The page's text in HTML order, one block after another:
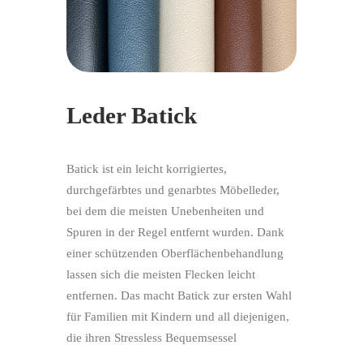
Leder Batick
Batick ist ein leicht korrigiertes,
durchgefärbtes und genarbtes Möbelleder,
bei dem die meisten Unebenheiten und
Spuren in der Regel entfernt wurden. Dank
einer schützenden Oberflächenbehandlung
lassen sich die meisten Flecken leicht
entfernen. Das macht Batick zur ersten Wahl
für Familien mit Kindern und all diejenigen,
die ihren Stressless Bequemsessel